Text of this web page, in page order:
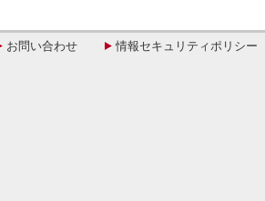
お問い合わせ 情報セキュリティポリシー